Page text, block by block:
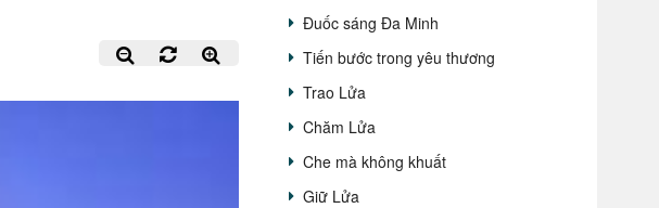
Đuốc sáng Đa Minh
Tiến bước trong yêu thương
Trao Lửa
Chăm Lửa
Che mà không khuất
Giữ Lửa